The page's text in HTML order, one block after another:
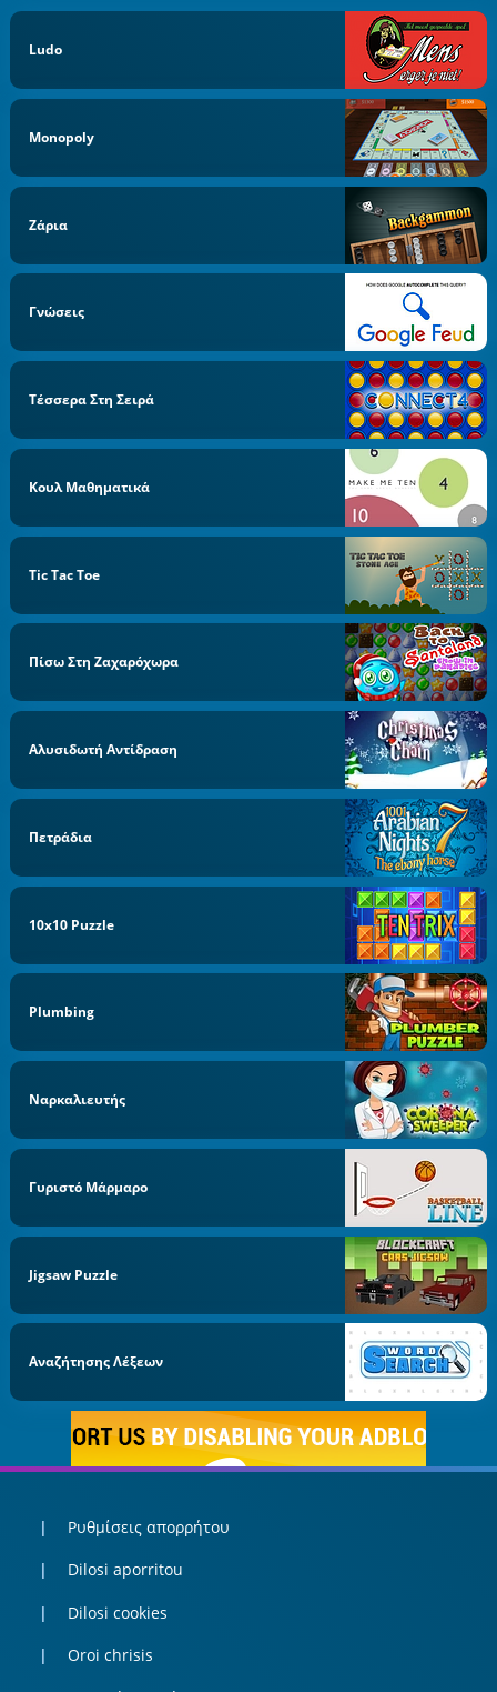
Ludo
Monopoly
Ζάρια
Γνώσεις
Τέσσερα Στη Σειρά
Κουλ Μαθηματικά
Tic Tac Toe
Πίσω Στη Ζαχαρόχωρα
Αλυσιδωτή Αντίδραση
Πετράδια
10x10 Puzzle
Plumbing
Ναρκαλιευτής
Γυριστό Μάρμαρο
Jigsaw Puzzle
Αναζήτησης Λέξεων
Ρυθμίσεις απορρήτου
Dilosi aporritou
Dilosi cookies
Oroi chrisis